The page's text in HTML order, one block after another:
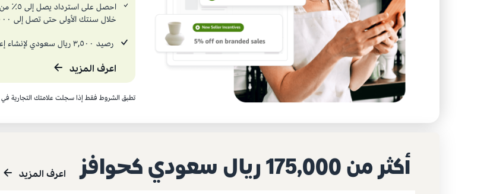
خلال سنتك الأولى حتى تصل إلى ١٧٥,٠٠٠ ريال سعودي كقيمة مكافأة*
رصيد ٣,٥٠٠ ريال سعودي لإنشاء إعلانات المنتجات المدعومة
اعرف المزيد
تطبق الشروط فقط إذا سجلت علامتك التجارية في
أكثر من ١٧٥,٠٠٠ ريال سعودي كحوافز اعرف المزيد